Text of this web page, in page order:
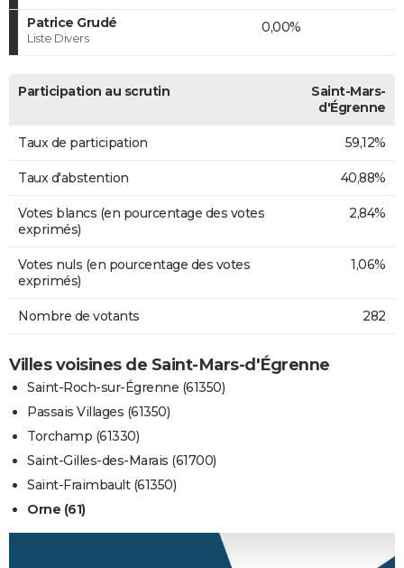
Patrice Grudé
Liste Divers
0,00%
Participation au scrutin
Saint-Mars-
d'Égrenne
Taux de participation 59,12%
Taux d'abstention 40,88%
Votes blancs (en pourcentage des votes
exprimés)
2,84%
Votes nuls (en pourcentage des votes
exprimés)
1,06%
Nombre de votants 282
Villes voisines de Saint-Mars-d'Égrenne
Saint-Roch-sur-Égrenne (61350)
Passais Villages (61350)
Torchamp (61330)
Saint-Gilles-des-Marais (61700)
Saint-Fraimbault (61350)
Orne (61)